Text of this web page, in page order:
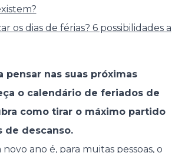
os dias de férias? 6 possibilidades a
pensar nas suas próximas
o calendário de feriados de
como tirar o máximo partido
de descanso.
ano é, para muitas pessoas, o